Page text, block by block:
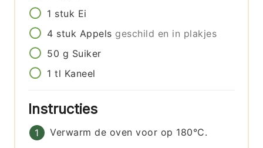
1 stuk Ei
4 stuk Appels geschild en in plakjes
50 g Suiker
1 tl Kaneel
Instructies
Verwarm de oven voor op 180°C.